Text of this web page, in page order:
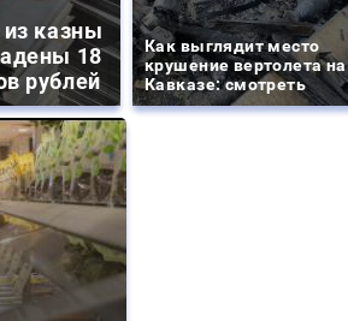
казны
18
рублей
Как выглядит место
крушение вертолета на
Кавказе: смотреть